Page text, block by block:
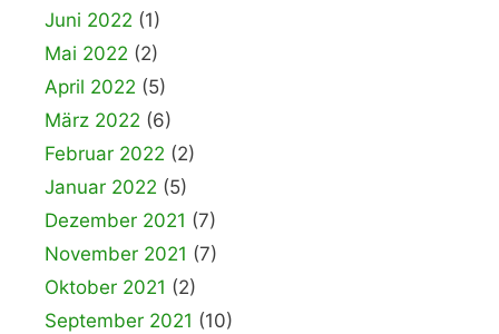
Juni 2022 (1)
Mai 2022 (2)
April 2022 (5)
März 2022 (6)
Februar 2022 (2)
Januar 2022 (5)
Dezember 2021 (7)
November 2021 (7)
Oktober 2021 (2)
September 2021 (10)